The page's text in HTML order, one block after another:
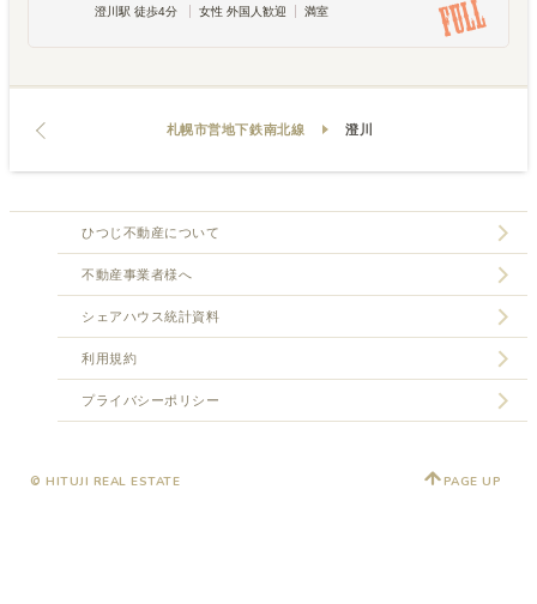
澄川駅 徒歩4分
女性 外国人歓迎 満室
札幌市営地下鉄南北線 澄川
ひつじ不動産について
不動産事業者様へ
シェアハウス統計資料
利用規約
プライバシーポリシー
© HITUJI REAL ESTATE PAGE UP